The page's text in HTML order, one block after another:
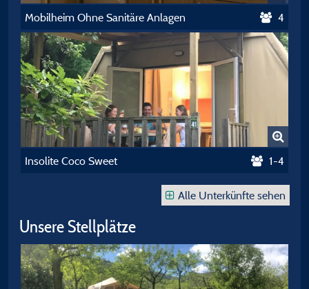
Mobilheim Ohne Sanitäre Anlagen 4
Insolite Coco Sweet 1-4
Alle Unterkünfte sehen
Unsere Stellplätze